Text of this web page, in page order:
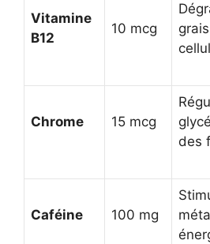
Vitamine
B12
10 mcg
Chrome 15 mcg
des
Caféine 100 mg